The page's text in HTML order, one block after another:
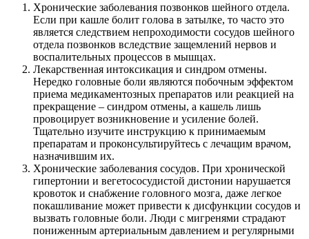
Хронические заболевания позвонков шейного отдела.
Если при кашле болит голова в затылке, то часто это
является следствием непроходимости сосудов шейного
отдела позвонков вследствие защемлений нервов и
воспалительных процессов в мышцах.
Лекарственная интоксикация и синдром отмены.
Нередко головные боли являются побочным эффектом
приема медикаментозных препаратов или реакцией на
прекращение – синдром отмены, а кашель лишь
провоцирует возникновение и усиление болей.
Тщательно изучите инструкцию к принимаемым
препаратам и проконсультируйтесь с лечащим врачом,
назначившим их.
Хронические заболевания сосудов. При хронической
гипертонии и вегетососудистой дистонии нарушается
кровоток и снабжение головного мозга, даже легкое
покашливание может привести к дисфункции сосудов и
вызвать головные боли. Люди с мигренями страдают
пониженным артериальным давлением и регулярными